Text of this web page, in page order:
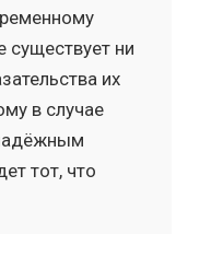
существует ни
их
в случае
тот, что